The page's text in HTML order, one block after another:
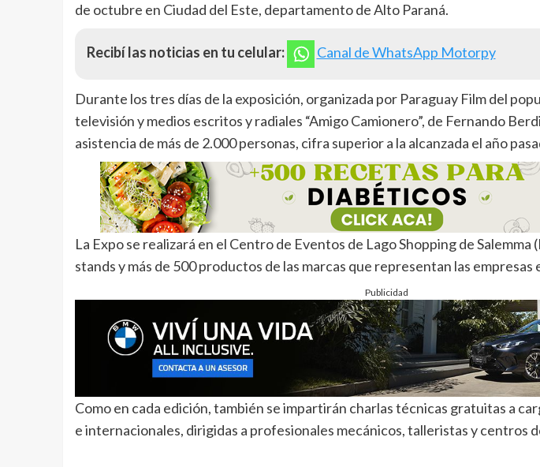
de octubre en Ciudad del Este, departamento de Alto Paraná.
Recibí las noticias en tu celular: Canal de WhatsApp Motorpy
Durante los tres días de la exposición, organizada por Paraguay Film del
televisión y medios escritos y radiales “Amigo Camionero”, de Fernando
asistencia de más de 2.000 personas, cifra superior a la alcanzada el año
La Expo se realizará en el Centro de Eventos de Lago Shopping de Salemma
stands y más de 500 productos de las marcas que representan las empresas
Publicidad
Como en cada edición, también se impartirán charlas técnicas gratuitas a
e internacionales, dirigidas a profesionales mecánicos, talleristas y centros